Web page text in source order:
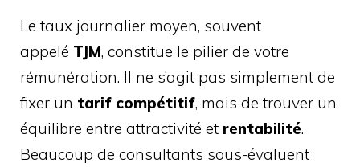
Le taux journalier moyen, souvent
appelé TJM, constitue le pilier de votre
rémunération. Il ne s’agit pas simplement de
fixer un tarif compétitif, mais de trouver un
équilibre entre attractivité et rentabilité.
Beaucoup de consultants sous-évaluent